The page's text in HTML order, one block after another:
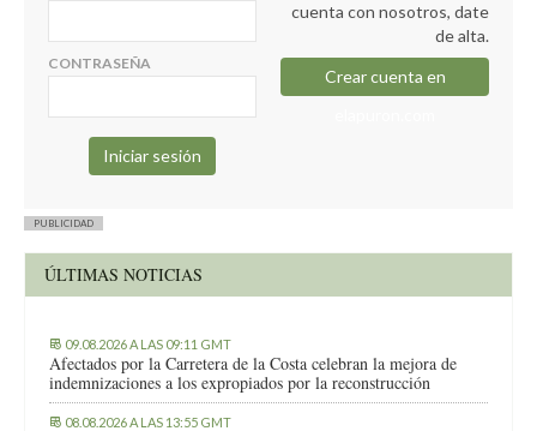
CONTRASEÑA
cuenta con nosotros, date
de alta.
Crear cuenta en
PUBLICIDAD
ÚLTIMAS NOTICIAS
09.08.2026 A LAS 09:11 GMT
Afectados por la Carretera de la Costa celebran la mejora de
indemnizaciones a los expropiados por la reconstrucción
08.08.2026 A LAS 13:55 GMT